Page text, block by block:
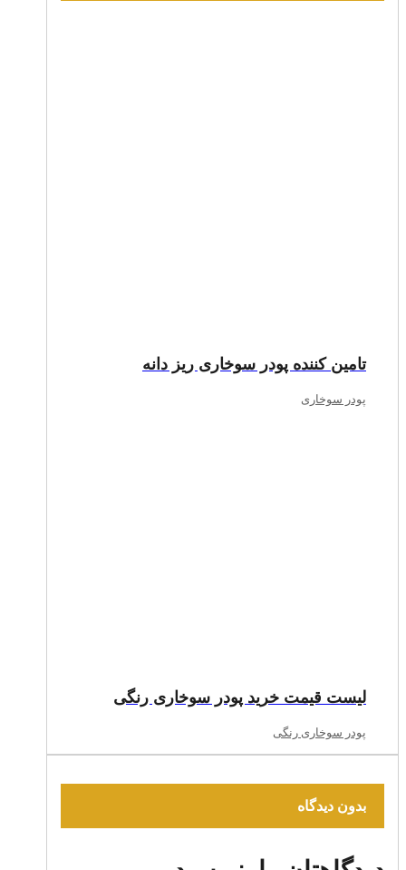
تامین کننده پودر سوخاری ریز دانه
پودر سوخاری
لیست قیمت خرید پودر سوخاری رنگی
پودر سوخاری رنگی
بدون دیدگاه